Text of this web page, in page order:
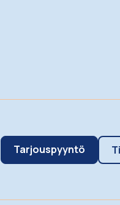
Tarjouspyyntö